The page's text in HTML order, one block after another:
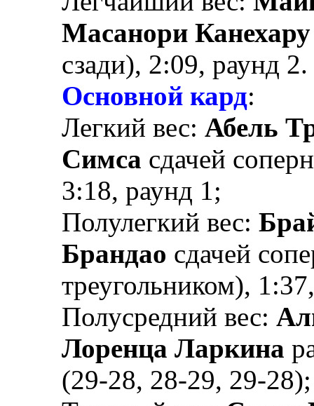
Масанори Канехару
сзади), 2:09, раунд 2.
Основной кард:
Легкий вес: Абель
Симса сдачей
3:18, раунд 1;
Полулегкий вес:
Брандао сдачей
треугольником),
Полусредний вес:
Лоренца Ларкина
(29-28, 28-29, 29-28);